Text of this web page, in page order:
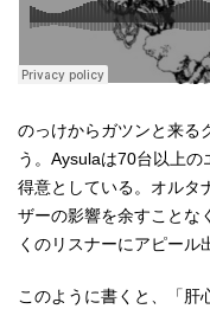
のっけからガツンと来る
う。Aysulaは70台以上
得意としている。オルタ
ザーの影響を余すことな
くのリスナーにアピール
このように書くと、「肝